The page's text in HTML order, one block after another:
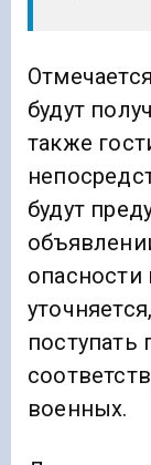
будут
также
будут
опасности
поступать
военных.